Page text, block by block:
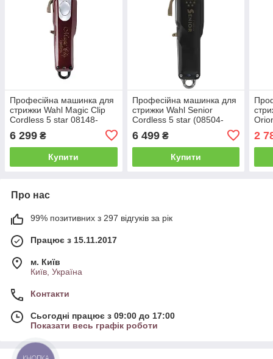
Професійна машинка для
стрижки Wahl Magic Clip
Cordless 5 star 08148-
6 299 ₴
Купити
Професійна машинка для
стрижки Wahl Senior
Cordless 5 star (08504-
6 499₴
Купити
2
Про нас
99% позитивних з 297 відгуків за рік
Працює з 15.11.2017
м. Київ
Київ, Україна
Контакти
Сьогодні працює з 09:00 до 17:00
Показати весь графік роботи